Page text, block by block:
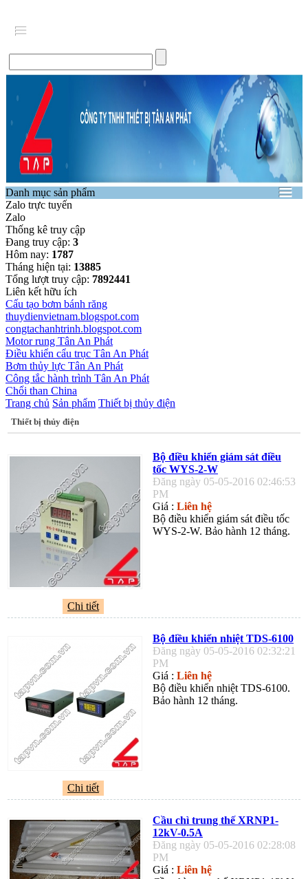
Danh mục sản phẩm
Zalo trực tuyến
Zalo
Thống kê truy cập
Đang truy cập: 3
Hôm nay: 1787
Tháng hiện tại: 13885
Tổng lượt truy cập: 7892441
Liên kết hữu ích
Cấu tạo bơm bánh răng
thuydienvietnam.blogspot.com
congtachanhtrinh.blogspot.com
Motor rung Tân An Phát
Điều khiển cẩu trục Tân An Phát
Bơm thủy lực Tân An Phát
Công tắc hành trình Tân An Phát
Chổi than China
Trang chủ Sản phẩm Thiết bị thủy điện
Thiết bị thủy điện
Bộ điều khiển giám sát điều
tốc WYS-2-W
Đăng ngày 05-05-2016 02:46:53
PM
Giá : Liên hệ
Bộ điều khiển giám sát điều tốc
WYS-2-W. Bảo hành 12 tháng.
Chi tiết
Bộ điều khiển nhiệt TDS-6100
Đăng ngày 05-05-2016 02:32:21
PM
Giá : Liên hệ
Bộ điều khiển nhiệt TDS-6100.
Bảo hành 12 tháng.
Chi tiết
Cầu chì trung thế XRNP1-
12kV-0.5A
Đăng ngày 05-05-2016 02:28:08
PM
Giá : Liên hệ